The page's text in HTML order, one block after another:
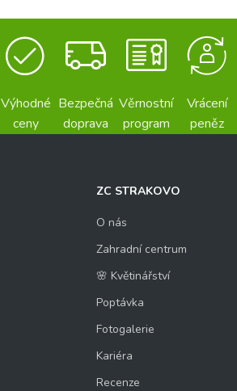
Výhodné
ceny
Bezpečná
doprava
Věrnostní
program
Vrácení
peněz
ZC STRAKOVO
O nás
Zahradní centrum
🌸 Květinářství
Poptávka
Fotogalerie
Kariéra
Recenze